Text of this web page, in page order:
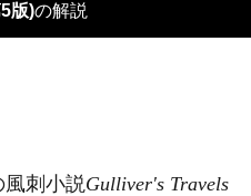
版)の解説
刺小説Gulliver's Travels